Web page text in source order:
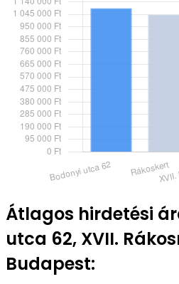
Átlagos hirdetési
utca 62, XVII.
Budapest: